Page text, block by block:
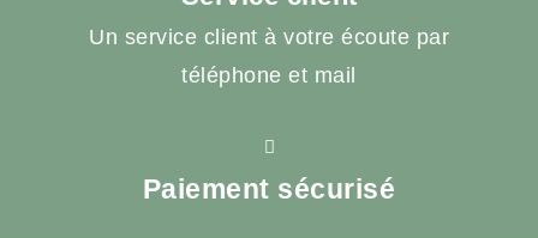
Un service client à votre écoute par
téléphone et mail
Paiement sécurisé